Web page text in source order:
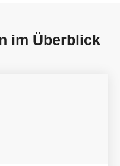
im Überblick